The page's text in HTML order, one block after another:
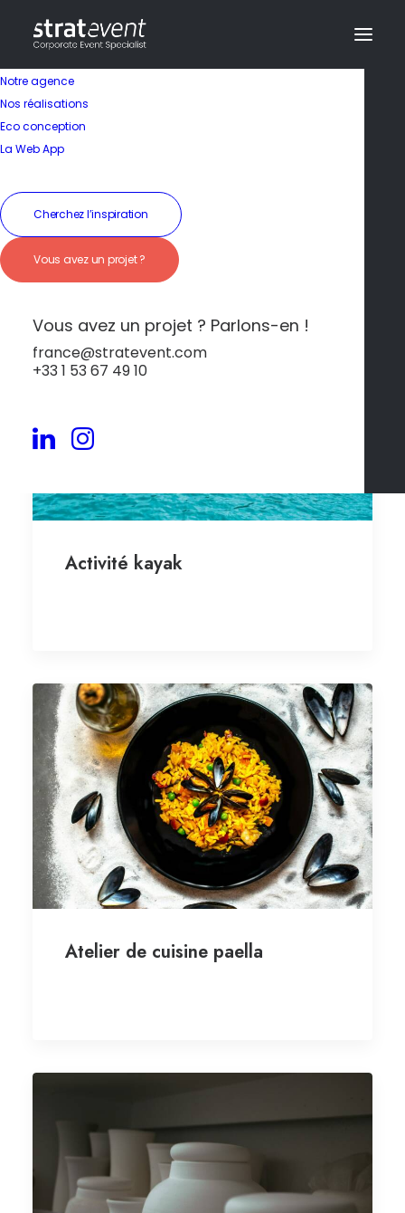
Notre agence
Nos réalisations
Eco conception
La Web App
Cherchez l’inspiration
Vous avez un projet ?
Vous avez un projet ? Parlons-en !
france@stratevent.com
+33 1 53 67 49 10
Activité kayak
Atelier de cuisine paella